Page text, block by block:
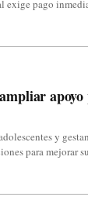
exige pago
y
para mejorar